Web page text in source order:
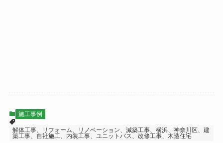
施工事例
解体工事、リフォーム、リノベーション、減築工事、横浜、神奈川区、建
築工事、自社施工、内装工事、ユニットバス、改修工事、木造住宅